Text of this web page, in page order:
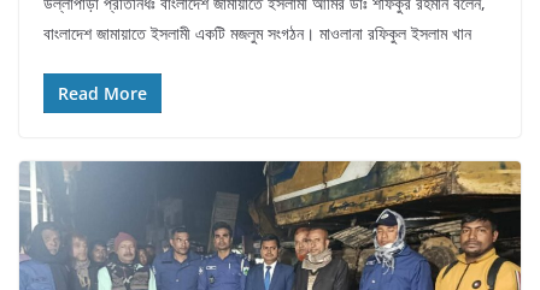
বাংলাদেশ জামায়াতে ইসলামী একটি মজলুম সংগঠন। মাওলানা রফিকুল ইসলাম খান
Read More